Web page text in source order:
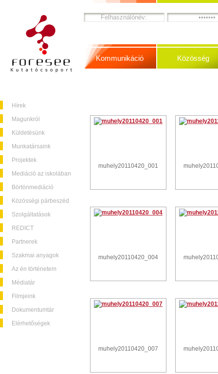
Hírek
Magunkról
Küldetésünk
Munkatársaink
Projektek
Mediáció az iskolában
Börtönmediáció
Közösségi párbeszéd
Szolgáltatások
REDICT
Partnerek
Szakmai anyagok
Az én történetem
Médiatár
Filmjeink
Dokumentumtár
Elérhetőségek
Kommunikáció Közösség
muhely20110420_001
muhely20110420_004
muhely20110420_007